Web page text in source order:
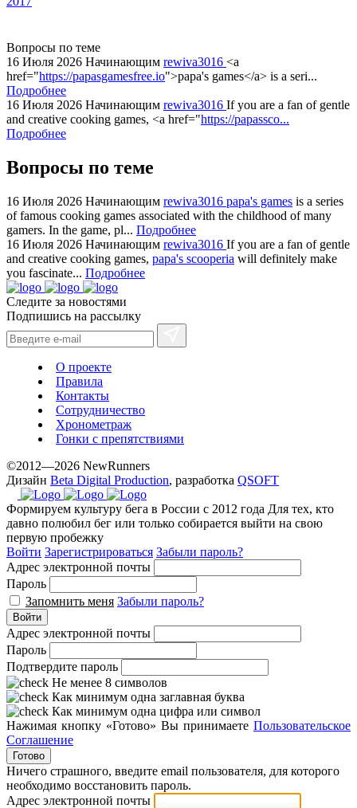
swiss
replica
bvlgari
watches
+maserati
online
for
cheap
sale.
https://ylfactoryrolex.com/
hilarity
exceptional
method.
www.yvessaintlaurent.to
with
the
best
Вопросы по теме
16 Июля 2026 Начинающим rewiva3016 <a
href="https://papasgamesfree.io">papa's games</a> is a seri...
Подробнее
16 Июля 2026 Начинающим rewiva3016 If you are a fan of gentle
and creative cooking games, <a href="https://papassco...
Подробнее
Вопросы по теме
16 Июля 2026 Начинающим rewiva3016 papa's games is a series
of famous cooking games associated with the childhood of many
gamers. In the game, pl... Подробнее
16 Июля 2026 Начинающим rewiva3016 If you are a fan of gentle
and creative cooking games, papa's scooperia will definitely make
you fascinate... Подробнее
Следите за новостями
Подпишись на рассылку
О проекте
Правила
Контакты
Сотрудничество
Хронометраж
Гонки с препятствиями
©2012—2026 NewRunners
Дизайн Beta Digital Production, разработка QSOFT
Формируем культуру бега в России с 2012 года Для тех, кто
давно полюбил бег или только собирается выйти на свою
первую пробежку
Войти Зарегистрироваться Забыли пароль?
Адрес электронной почты
Пароль
Запомнить меня Забыли пароль?
Войти
Адрес электронной почты
Пароль
Подтвердите пароль
Не менее 8 символов
Как минимум одна заглавная буква
Как минимум одна цифра или символ
Нажимая кнопку «Готово» Вы принимаете Пользовательское
Соглашение
Готово
Ничего страшного, введите email пользователя, для которого
необходимо восстановить пароль.
Адрес электронной почты